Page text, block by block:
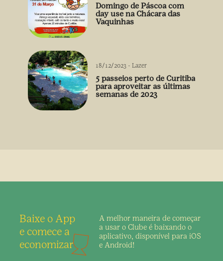
Domingo de Páscoa com
day use na Chácara das
Vaquinhas
18/12/2023 - Lazer
5 passeios perto de Curitiba
para aproveitar as últimas
semanas de 2023
Baixe o App
e comece a
economizar
A melhor maneira de começar
a usar o Clube é baixando o
aplicativo, disponível para iOS
e Android!